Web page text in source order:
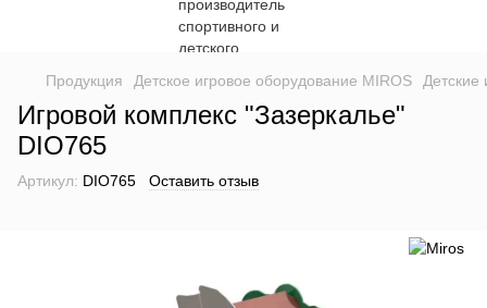
Продукция Детское игровое оборудование MIROS Детские
Игровой комплекс "Зазеркалье"
DIO765
Артикул: DIO765 Оставить отзыв